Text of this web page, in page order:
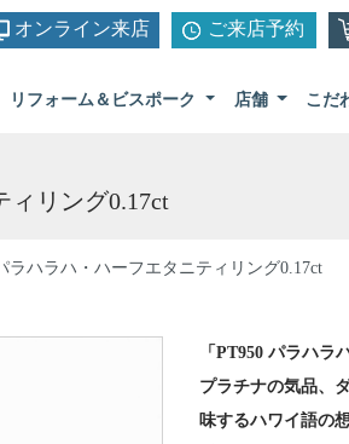
オンライン来店 ご来店予約
リフォーム＆ビスポーク 店舗 こだ
ィリング0.17ct
ラハラハ・ハーフエタニティリング0.17ct
「PT950 パラハラ
プラチナの気品、
味するハワイ語の